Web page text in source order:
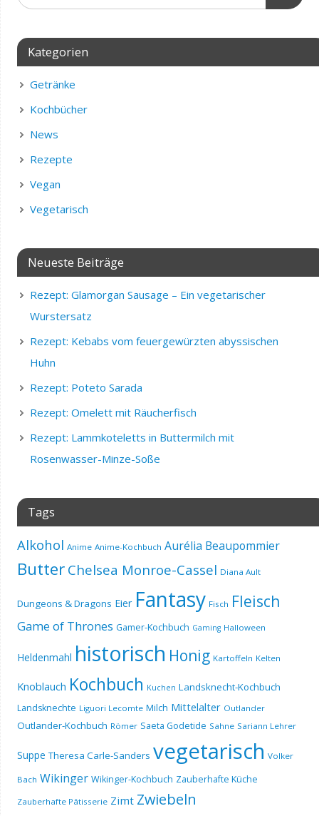
Kategorien
Getränke
Kochbücher
News
Rezepte
Vegan
Vegetarisch
Neueste Beiträge
Rezept: Glamorgan Sausage – Ein vegetarischer
Wurstersatz
Rezept: Kebabs vom feuergewürzten abyssischen
Huhn
Rezept: Poteto Sarada
Rezept: Omelett mit Räucherfisch
Rezept: Lammkoteletts in Buttermilch mit
Rosenwasser-Minze-Soße
Tags
Alkohol Anime Anime-Kochbuch Aurélia Beaupommier
Butter Chelsea Monroe-Cassel Diana Ault
Dungeons & Dragons Eier Fantasy Fisch Fleisch
Game of Thrones Gamer-Kochbuch Gaming Halloween
Heldenmahl historisch Honig Kartoffeln Kelten
Knoblauch Kochbuch Kuchen Landsknecht-Kochbuch
Landsknechte Liguori Lecomte Milch Mittelalter Outlander
Outlander-Kochbuch Römer Saeta Godetide Sahne Sariann Lehrer
Suppe Theresa Carle-Sanders vegetarisch Volker
Bach Wikinger Wikinger-Kochbuch Zauberhafte Küche
Zauberhafte Pâtisserie Zimt Zwiebeln